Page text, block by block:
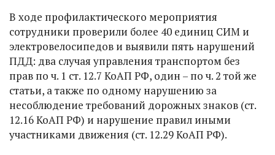
В ходе профилактического мероприятия
сотрудники проверили более 40 единиц СИМ и
электровелосипедов и выявили пять нарушений
ПДД: два случая управления транспортом без
прав по ч. 1 ст. 12.7 КоАП РФ, один – по ч. 2 той же
статьи, а также по одному нарушению за
несоблюдение требований дорожных знаков (ст.
12.16 КоАП РФ) и нарушение правил иными
участниками движения (ст. 12.29 КоАП РФ).